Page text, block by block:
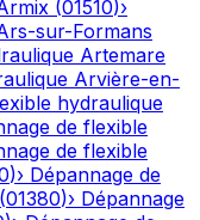
(01510)›
sur-Formans
Artemare
Arvière-en-
hydraulique
de flexible
de flexible
)› Dépannage de
(01380)› Dépannage